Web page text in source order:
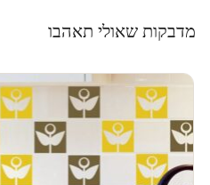
מדבקות שאולי תאהבו